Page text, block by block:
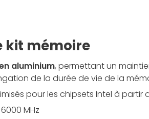
kit mémoire
aluminium, permettant un
de la durée de vie de la
pour les chipsets Intel à partir
MHz